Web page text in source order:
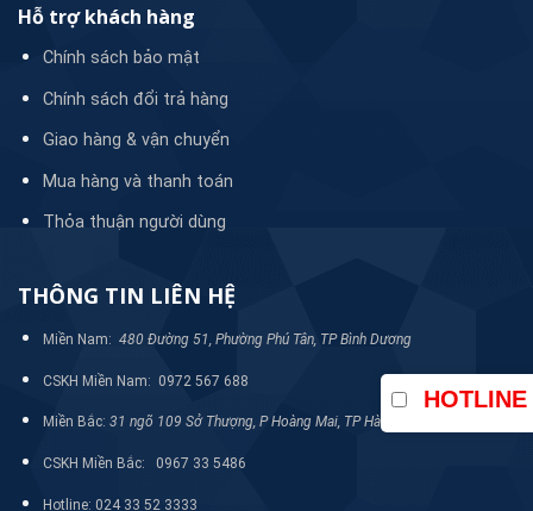
để phù hợp với từng yêu cầu sử dụng của nhiều đơn vị.
Bảng các model tương tự và thông số:
Công
(Kw)
50WQP15-30-3
65WQP37-13-3 3
100WQP50-10-
3
80WQP45-12-3 3 80 45 12
Hỗ trợ khách hàng
Chính sách bảo mật
Chính sách đổi trả hàng
Giao hàng & vận chuyển
Mua hàng và thanh toán
Thỏa thuận người dùng
THÔNG TIN LIÊN HỆ
Miền Nam: 480 Đường 51, Phường Phú Tân, TP Bình Dương
CSKH Miền Nam: 0972 567 688
Miền Bắc: 31 ngõ 109 Sở Thượng, P Hoàng Mai, TP Hà Nội
CSKH Miền Bắc: 0967 33 5486
Hotline: 024 33 52 3333
HOTLINE